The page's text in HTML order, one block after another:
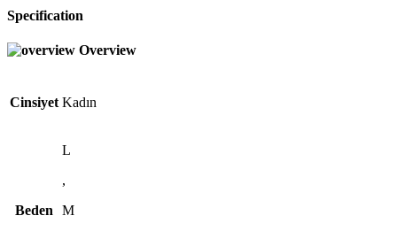
Specification
Overview
Cinsiyet Kadın
Beden
L
,
M